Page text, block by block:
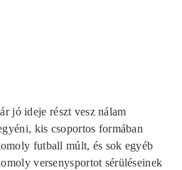
jó ideje részt vesz nálam
kis csoportos formában
futball múlt, és sok egyéb
versenysportot sérüléseinek